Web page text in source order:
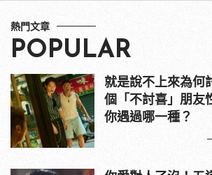
熱門文章
POPULAR
就是說不上來為何
個「不討喜」朋友
你遇過哪一種？